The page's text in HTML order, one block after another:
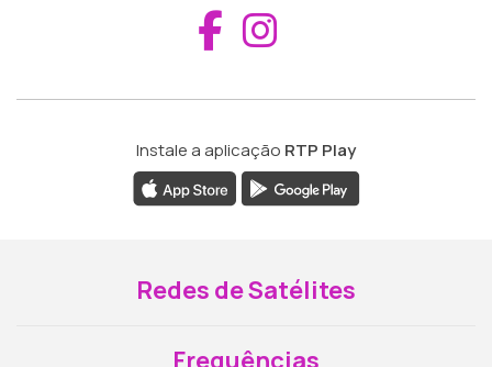
Aceder ao
Instale a aplicação RTP Play
Redes de Satélites
Frequências